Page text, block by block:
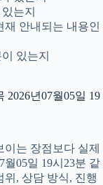
는지
재 안내되는 내용인
있는지
년07월05일 19
는 장점보다 실제
05일 19시23분 같
, 상담 방식, 진행